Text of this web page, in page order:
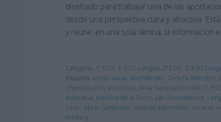
diseñado para trabajar una de las
desde una perspectiva clara y atractiva.
y reúne, en una sola lámina, la información
…
Categoría: 1º ESO, 1º ESO Lengua, 2º ESO, 2º ESO
Etiqueta: apoyo visual, Bachillerato, Concha Méndez,
Champourcín, escritoras de la Generación del 27,
educativa, Josefina de la Torre, Las Sinsombrero,
León, María Zambrano, material imprimible, recurso
thinking